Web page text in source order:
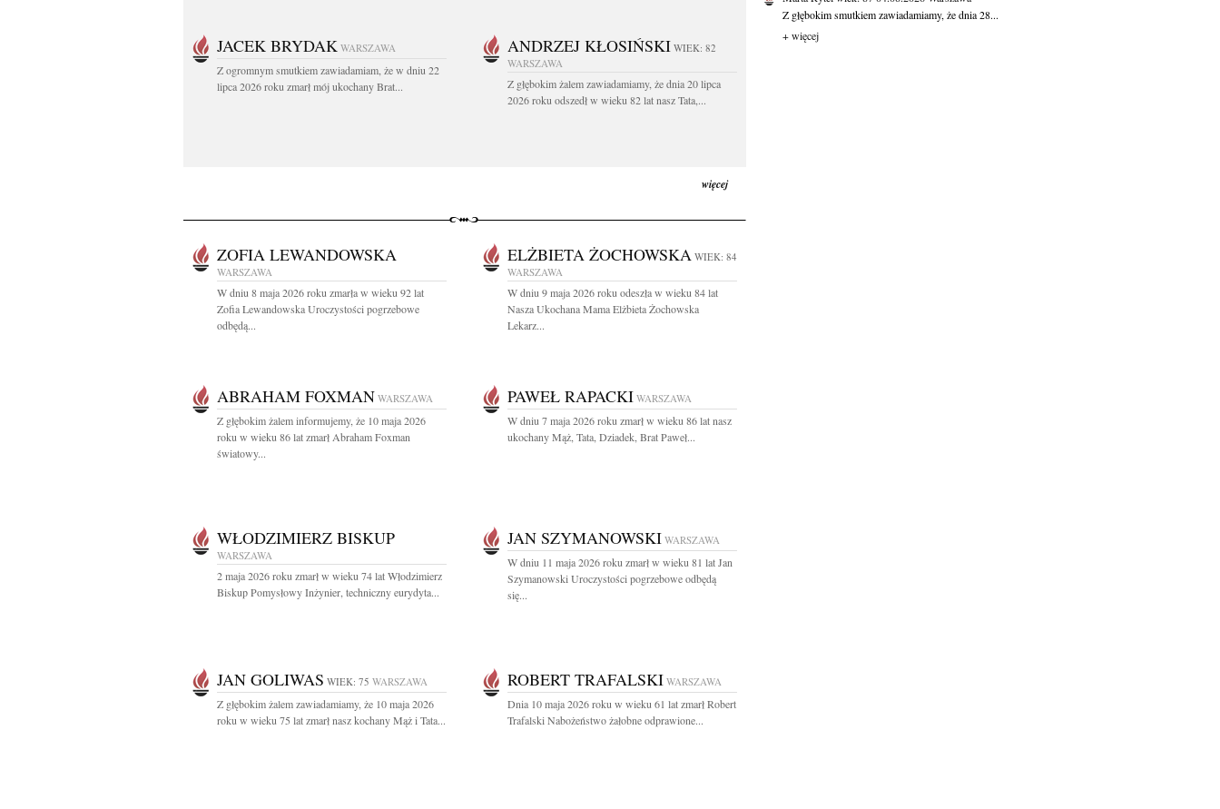
JACEK BRYDAK WARSZAWA
Z ogromnym smutkiem zawiadamiam, że w dniu 22
lipca 2026 roku zmarł mój ukochany Brat...
ANDRZEJ KŁOSIŃSKI WIEK: 82
WARSZAWA
Z głębokim żalem zawiadamiamy, że dnia 20 lipca
2026 roku odszedł w wieku 82 lat nasz Tata,...
więcej
ZOFIA LEWANDOWSKA
WARSZAWA
W dniu 8 maja 2026 roku zmarła w wieku 92 lat
Zofia Lewandowska Uroczystości pogrzebowe
odbędą...
ELŻBIETA ŻOCHOWSKA WIEK: 84
WARSZAWA
W dniu 9 maja 2026 roku odeszła w wieku 84 lat
Nasza Ukochana Mama Elżbieta Żochowska
Lekarz...
ABRAHAM FOXMAN WARSZAWA
Z głębokim żalem informujemy, że 10 maja 2026
roku w wieku 86 lat zmarł Abraham Foxman
światowy...
PAWEŁ RAPACKI WARSZAWA
W dniu 7 maja 2026 roku zmarł w wieku 86 lat nasz
ukochany Mąż, Tata, Dziadek, Brat Paweł...
WŁODZIMIERZ BISKUP
WARSZAWA
2 maja 2026 roku zmarł w wieku 74 lat Włodzimierz
Biskup Pomysłowy Inżynier, techniczny eurydyta...
JAN SZYMANOWSKI WARSZAWA
W dniu 11 maja 2026 roku zmarł w wieku 81 lat Jan
Szymanowski Uroczystości pogrzebowe odbędą
się...
JAN GOLIWAS WIEK: 75 WARSZAWA
Z głębokim żalem zawiadamiamy, że 10 maja 2026
roku w wieku 75 lat zmarł nasz kochany Mąż i Tata...
ROBERT TRAFALSKI WARSZAWA
Dnia 10 maja 2026 roku w wieku 61 lat zmarł Robert
Trafalski Nabożeństwo żałobne odprawione...
Z głębokim smutkiem zawiadamiamy, że dnia 28...
+ więcej